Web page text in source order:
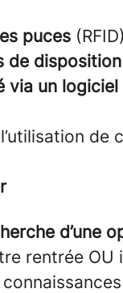
puces
de disposition
via un logiciel
de
d’une
rentrée OU